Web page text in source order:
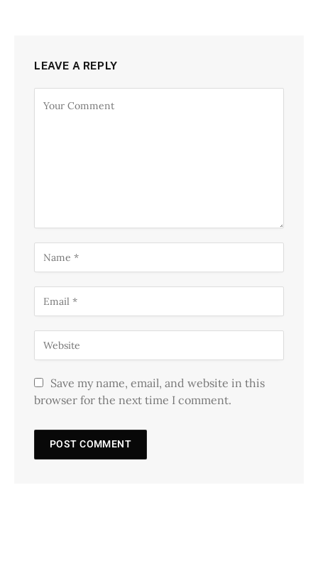
LEAVE A REPLY
Save my name, email, and website in this
browser for the next time I comment.